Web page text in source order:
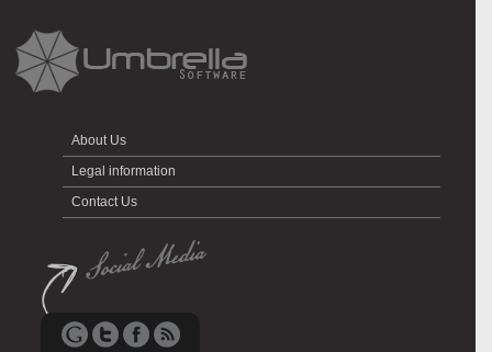
About Us
Legal information
Contact Us